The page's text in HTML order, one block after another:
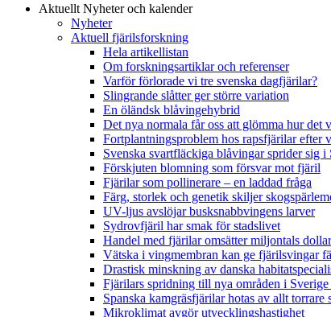
Aktuellt Nyheter och kalender
Nyheter
Aktuell fjärilsforskning
Hela artikellistan
Om forskningsartiklar och referenser
Varför förlorade vi tre svenska dagfjärilar?
Slingrande slåtter ger större variation
En öländsk blåvingehybrid
Det nya normala får oss att glömma hur det
Fortplantningsproblem hos rapsfjärilar efter
Svenska svartfläckiga blåvingar sprider sig i
Förskjuten blomning som försvar mot fjäril
Fjärilar som pollinerare – en laddad fråga
Färg, storlek och genetik skiljer
UV-ljus avslöjar busksnabbvingens larver
Sydrovfjäril har smak för stadslivet
Handel med fjärilar omsätter miljontals dollar
Vätska i vingmembran kan ge fjärilsvingar
Drastisk minskning av danska
Fjärilars spridning till nya områden i
Spanska kamgräsfjärilar hotas av allt torrare
Mikroklimat avgör utvecklingshastighet